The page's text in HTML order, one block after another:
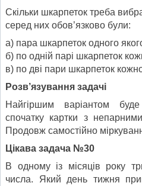
Скільки шкарпеток треба
серед них обов’язково були:
а) пара шкарпеток одного
б) по одній парі шкарпеток
в) по дві пари шкарпеток
Розв’язування задачі
Найгіршим варіантом
спочатку картки з
Продовж самостійно
Цікава задача №30
В одному із місяців року
числа. Який день тижня